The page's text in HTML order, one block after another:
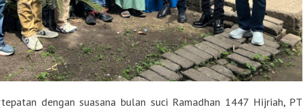
dengan suasana bulan suci Ramadhan 1447 Hijriah, PT